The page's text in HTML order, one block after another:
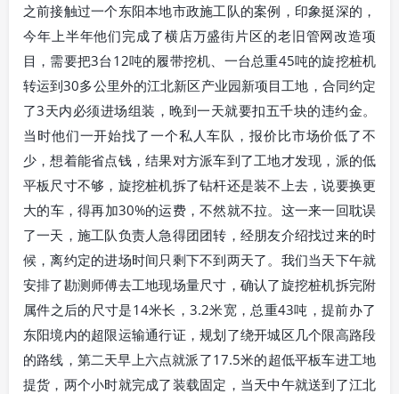
之前接触过一个东阳本地市政施工队的案例，印象挺深的，
今年上半年他们完成了横店万盛街片区的老旧管网改造项
目，需要把3台12吨的履带挖机、一台总重45吨的旋挖桩机
转运到30多公里外的江北新区产业园新项目工地，合同约定
了3天内必须进场组装，晚到一天就要扣五千块的违约金。
当时他们一开始找了一个私人车队，报价比市场价低了不
少，想着能省点钱，结果对方派车到了工地才发现，派的低
平板尺寸不够，旋挖桩机拆了钻杆还是装不上去，说要换更
大的车，得再加30%的运费，不然就不拉。这一来一回耽误
了一天，施工队负责人急得团团转，经朋友介绍找过来的时
候，离约定的进场时间只剩下不到两天了。我们当天下午就
安排了勘测师傅去工地现场量尺寸，确认了旋挖桩机拆完附
属件之后的尺寸是14米长，3.2米宽，总重43吨，提前办了
东阳境内的超限运输通行证，规划了绕开城区几个限高路段
的路线，第二天早上六点就派了17.5米的超低平板车进工地
提货，两个小时就完成了装载固定，当天中午就送到了江北